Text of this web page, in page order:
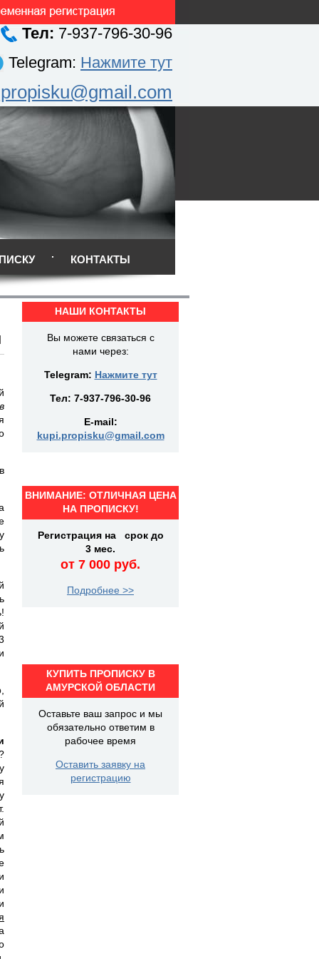
Тел: 7-937-796-30-96
Telegram: Нажмите тут
КОНТАКТЫ
НАШИ КОНТАКТЫ
Вы можете связаться с
нами через:
Telegram: Нажмите тут
Тел: 7-937-796-30-96
E-mail:
kupi.propisku@gmail.com
ВНИМАНИЕ: ОТЛИЧНАЯ ЦЕНА
НА ПРОПИСКУ!
Регистрация на срок до
3 мес.
от 7 000 руб.
Подробнее >>
КУПИТЬ ПРОПИСКУ В
АМУРСКОЙ ОБЛАСТИ
Оставьте ваш запрос и мы
обязательно ответим в
рабочее время
Оставить заявку на
регистрацию